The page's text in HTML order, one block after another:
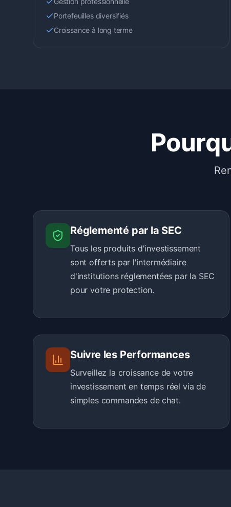
Portefeuilles diversifiés
Croissance à long terme
Réglementé par la SEC
Tous les produits d'investissement
sont offerts par l'intermédiaire
d'institutions réglementées par la SEC
pour votre protection.
Suivre les Performances
Surveillez la croissance de votre
investissement en temps réel via de
simples commandes de chat.